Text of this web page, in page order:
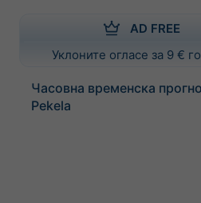
AD FREE
Уклоните огласе за 9 €
Часовна временска
Pekela